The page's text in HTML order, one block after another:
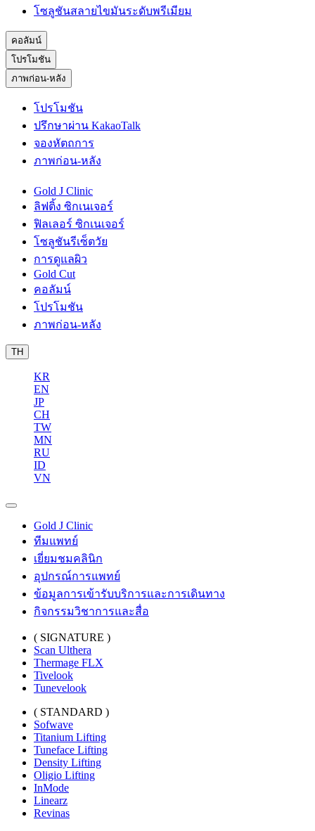
โซลูชันสลายไขมันระดับพรีเมียม
คอลัมน์
โปรโมชัน
ภาพก่อน-หลัง
โปรโมชัน
ปรึกษาผ่าน KakaoTalk
จองหัตถการ
ภาพก่อน-หลัง
Gold J Clinic
ลิฟติ้ง ซิกเนเจอร์
ฟิลเลอร์ ซิกเนเจอร์
โซลูชันรีเซ็ตวัย
การดูแลผิว
Gold Cut
คอลัมน์
โปรโมชัน
ภาพก่อน-หลัง
TH
KR
EN
JP
CH
TW
MN
RU
ID
VN
Gold J Clinic
ทีมแพทย์
เยี่ยมชมคลินิก
อุปกรณ์การแพทย์
ข้อมูลการเข้ารับบริการและการเดินทาง
กิจกรรมวิชาการและสื่อ
( SIGNATURE )
Scan Ulthera
Thermage FLX
Tivelook
Tunevelook
( STANDARD )
Sofwave
Titanium Lifting
Tuneface Lifting
Density Lifting
Oligio Lifting
InMode
Linearz
Revinas